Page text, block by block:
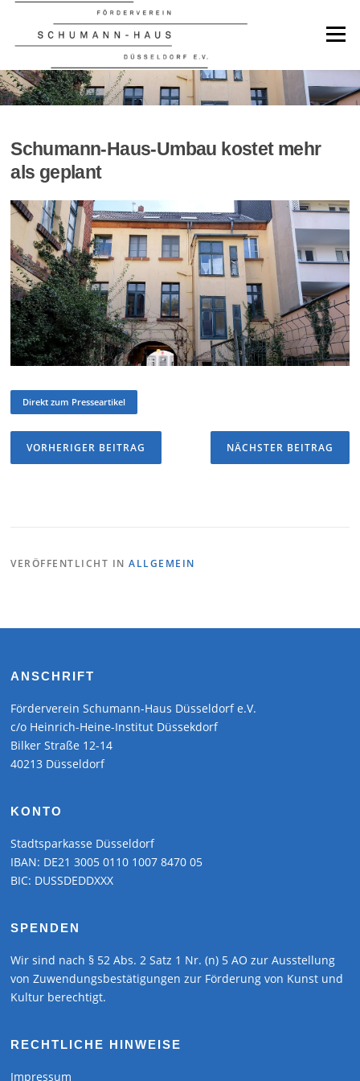
springen
Menü
NEWS
Schumann-Haus-Umbau kostet mehr
als geplant
Direkt zum Presseartikel
NÄCHSTER BEITRAG
VORHERIGER BEITRAG
BEITRAG
VERÖFFENTLICHT INALLGEMEIN
ANSCHRIFT
Förderverein Schumann-Haus Düsseldorf e.V.
c/o Heinrich-Heine-Institut Düssekdorf
Bilker Straße 12-14
40213 Düsseldorf
KONTO
Stadtsparkasse Düsseldorf
IBAN: DE21 3005 0110 1007 8470 05
BIC: DUSSDEDDXXX
SPENDEN
Wir sind nach § 52 Abs. 2 Satz 1 Nr. (n) 5 AO zur Ausstellung
von Zuwendungsbestätigungen zur Förderung von Kunst und
Kultur berechtigt.
RECHTLICHE HINWEISE
Impressum